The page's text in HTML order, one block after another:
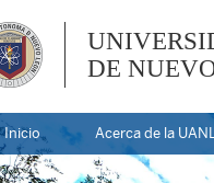
DE
Inicio Acerca de la